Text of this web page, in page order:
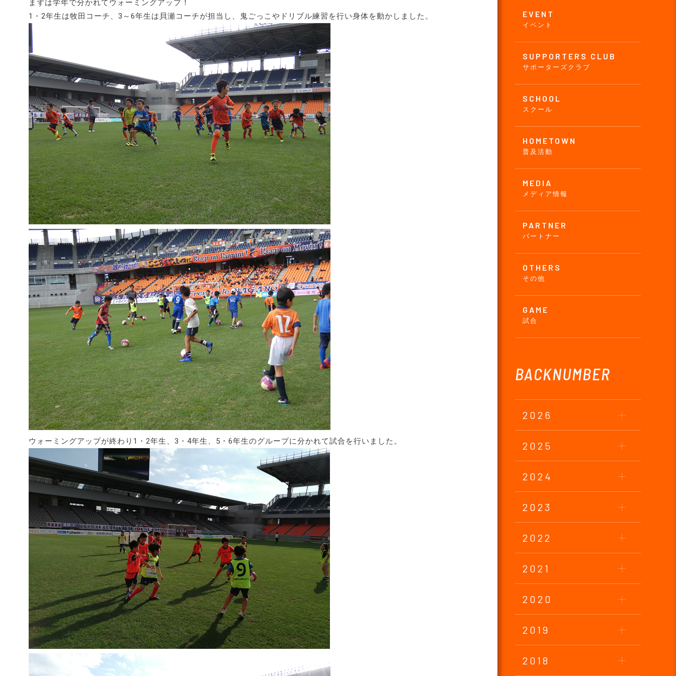
EVENT
イベント
SUPPORTERS CLUB
サポーターズクラブ
SCHOOL
スクール
HOMETOWN
普及活動
MEDIA
メディア情報
PARTNER
パートナー
OTHERS
その他
GAME
試合
BACKNUMBER
2026
2025
2024
2023
2022
2021
2020
2019
2018
まずは学年で分かれてウォーミングアップ！
1・2年生は牧田コーチ、3～6年生は貝瀬コーチが担当し、鬼ごっこやドリブル練習を行い身体を動かしました。
ウォーミングアップが終わり1・2年生、3・4年生、5・6年生のグループに分かれて試合を行いました。